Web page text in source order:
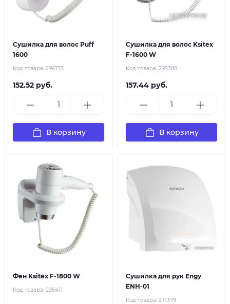
Сушилка для волос Puff
1600
Код товара: 296713
152.52 руб.
В корзину
Сушилка для волос Ksitex
F-1600 W
Код товара: 295388
157.44 руб.
В корзину
Фен Ksitex F-1800 W
Код товара: 295411
Сушилка для рук Engy
ENH-01
Код товара: 271379